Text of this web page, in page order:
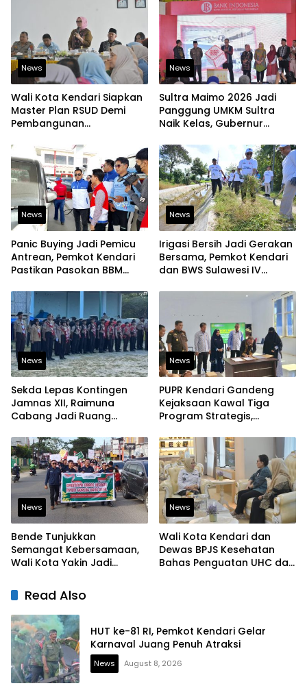
News
Wali Kota Kendari Siapkan
Master Plan RSUD Demi
Pembangunan
News
Sultra Maimo 2026 Jadi
Panggung UMKM Sultra
Naik Kelas, Gubernur
Tembus Pasar Ekspor
News
Panic Buying Jadi Pemicu
Antrean, Pemkot Kendari
Pastikan Pasokan BBM
News
Irigasi Bersih Jadi Gerakan
Bersama, Pemkot Kendari
dan BWS Sulawesi IV
Pangan
News
Sekda Lepas Kontingen
Jamnas XII, Raimuna
Cabang Jadi Ruang
dan Berjiwa Pemimpin
News
PUPR Kendari Gandeng
Kejaksaan Kawal Tiga
Program Strategis,
Bangun Infrastruktur
Berintegritas
News
Bende Tunjukkan
Semangat Kebersamaan,
Wali Kota Yakin Jadi
Lain
News
Wali Kota Kendari dan
Dewas BPJS Kesehatan
Bahas Penguatan UHC dan
Read Also
HUT ke-81 RI, Pemkot Kendari Gelar
Karnaval Juang Penuh Atraksi
News August 8, 2026